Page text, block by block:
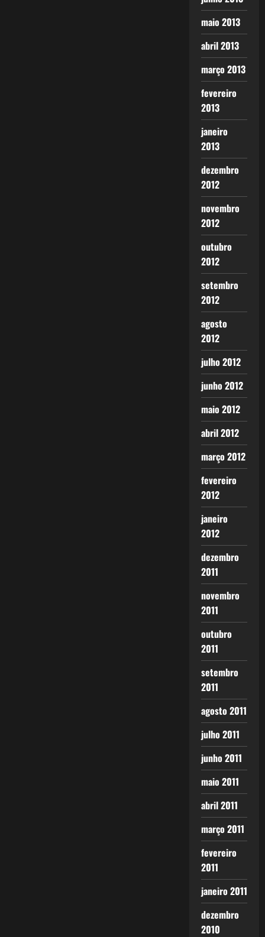
maio 2013
abril 2013
março 2013
fevereiro
2013
janeiro
2013
dezembro
2012
novembro
2012
outubro
2012
setembro
2012
agosto
2012
julho 2012
junho 2012
maio 2012
abril 2012
março 2012
fevereiro
2012
janeiro
2012
dezembro
2011
novembro
2011
outubro
2011
setembro
2011
agosto 2011
julho 2011
junho 2011
maio 2011
abril 2011
março 2011
fevereiro
2011
janeiro 2011
dezembro
2010